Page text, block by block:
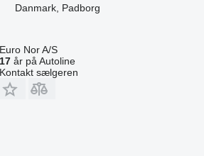
Danmark, Padborg
Euro Nor A/S
17år på Autoline
Kontakt sælgeren